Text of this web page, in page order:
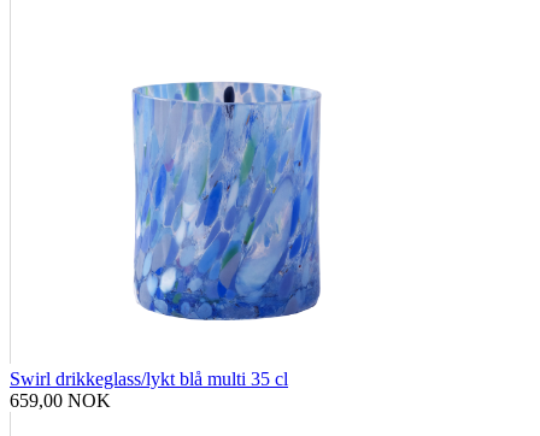
Swirl drikkeglass/lykt blå multi 35 cl
659,00 NOK